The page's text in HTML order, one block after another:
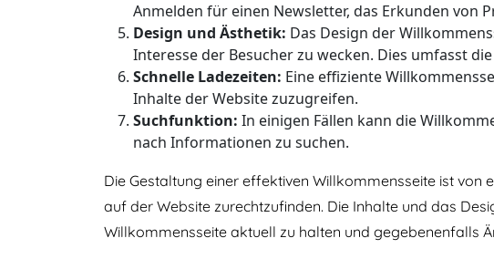
Anmelden für einen Newsletter, das Erkunden von
Design und Ästhetik: Das Design der
Interesse der Besucher zu wecken. Dies umfasst
Schnelle Ladezeiten: Eine effiziente
Inhalte der Website zuzugreifen.
Suchfunktion: In einigen Fällen kann die
nach Informationen zu suchen.
Die Gestaltung einer effektiven Willkommensseite ist von
auf der Website zurechtzufinden. Die Inhalte und das
Willkommensseite aktuell zu halten und gegebenenfalls